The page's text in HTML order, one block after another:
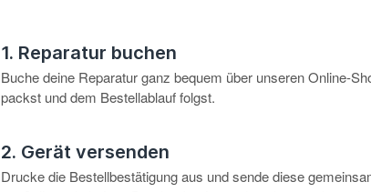
1. Reparatur buchen
Buche deine Reparatur ganz bequem über unseren Online-
packst und dem Bestellablauf folgst.
2. Gerät versenden
Drucke die Bestellbestätigung aus und sende diese